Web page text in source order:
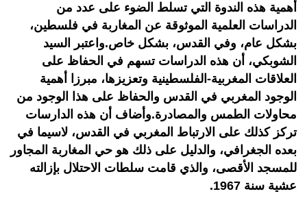
أهمية هذه الندوة التي تسلط الضوء على عدد من
الدراسات العلمية الموثوقة عن المغاربة في فلسطين،
بشكل عام، وفي القدس، بشكل خاص.واعتبر السيد
الشوبكي، أن هذه الدراسات تسهم في الحفاظ على
العلاقات المغربية-الفلسطينية وتعزيزها، مبرزا أهمية
الوجود المغربي في القدس والحفاظ على هذا الوجود من
محاولات الطمس والمصادرة.وأضاف أن هذه الدارسات
تركز كذلك على الارتباط المغربي في القدس، لاسيما في
بعده الجغرافي، والدليل على ذلك هو حي المغاربة المجاور
للمسجد الأقصى، والذي قامت سلطات الاحتلال بإزالته
عشية سنة 1967.